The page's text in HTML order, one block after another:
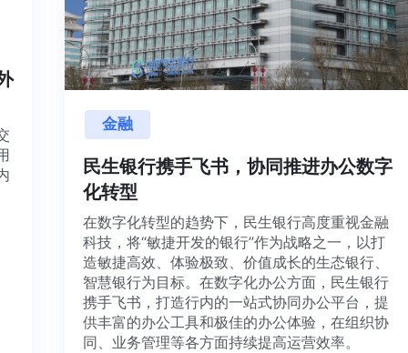
外
交
用
内
金融
民生银行携手飞书，协同推进办公数
化转型
在数字化转型的趋势下，民生银行高度重视金融
科技，将“敏捷开发的银行”作为战略之一，以打
造敏捷高效、体验极致、价值成长的生态银行、
智慧银行为目标。在数字化办公方面，民生银行
携手飞书，打造行内的一站式协同办公平台，提
供丰富的办公工具和极佳的办公体验，在组织协
同、业务管理等各方面持续提高运营效率。